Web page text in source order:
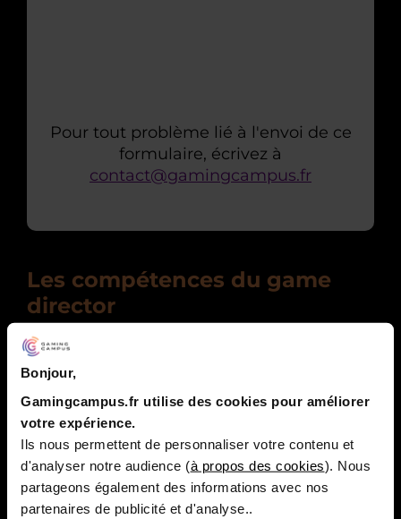
Bonjour,
Gamingcampus.fr utilise des cookies pour améliorer
votre expérience.
Ils nous permettent de personnaliser votre contenu et
d'analyser notre audience (à propos des cookies). Nous
partageons également des informations avec nos
partenaires de publicité et d'analyse..
Pour tout problème lié à l'envoi de ce
formulaire, écrivez à
contact@gamingcampus.fr
Les compétences du game
director
Le game director est en mesure de
prendre ce poste à
La chaîne de production d’un jeu vidéo
Les techniques créatives
L’utilisation de certains logiciels de